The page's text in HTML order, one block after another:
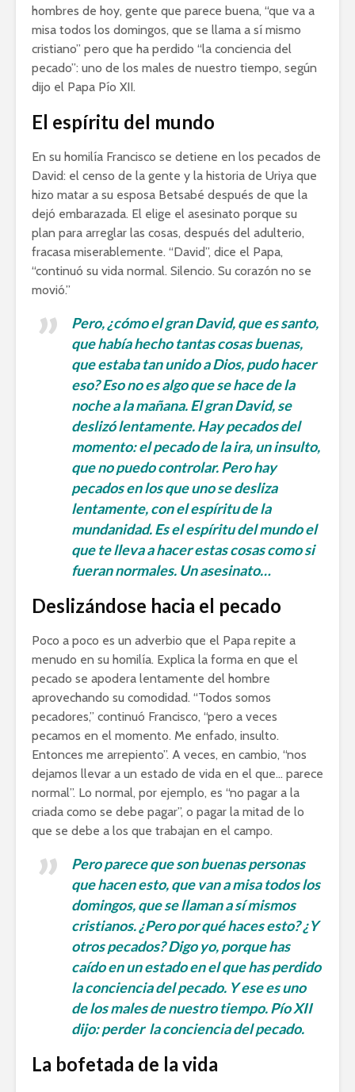
hombres de hoy, gente que parece buena, “que va a
misa todos los domingos, que se llama a sí mismo
cristiano” pero que ha perdido “la conciencia del
pecado”: uno de los males de nuestro tiempo, según
dijo el Papa Pío XII.
El espíritu del mundo
En su homilía Francisco se detiene en los pecados de
David: el censo de la gente y la historia de Uriya que
hizo matar a su esposa Betsabé después de que la
dejó embarazada. El elige el asesinato porque su
plan para arreglar las cosas, después del adulterio,
fracasa miserablemente. “David”, dice el Papa,
“continuó su vida normal. Silencio. Su corazón no se
movió.”
Pero, ¿cómo el gran David, que es santo,
que había hecho tantas cosas buenas,
que estaba tan unido a Dios, pudo hacer
eso? Eso no es algo que se hace de la
noche a la mañana. El gran David, se
deslizó lentamente. Hay pecados del
momento: el pecado de la ira, un insulto,
que no puedo controlar. Pero hay
pecados en los que uno se desliza
lentamente, con el espíritu de la
mundanidad. Es el espíritu del mundo el
que te lleva a hacer estas cosas como si
fueran normales. Un asesinato…
Deslizándose hacia el pecado
Poco a poco es un adverbio que el Papa repite a
menudo en su homilía. Explica la forma en que el
pecado se apodera lentamente del hombre
aprovechando su comodidad. “Todos somos
pecadores,” continuó Francisco, “pero a veces
pecamos en el momento. Me enfado, insulto.
Entonces me arrepiento”. A veces, en cambio, “nos
dejamos llevar a un estado de vida en el que… parece
normal”. Lo normal, por ejemplo, es “no pagar a la
criada como se debe pagar”, o pagar la mitad de lo
que se debe a los que trabajan en el campo.
Pero parece que son buenas personas
que hacen esto, que van a misa todos los
domingos, que se llaman a sí mismos
cristianos. ¿Pero por qué haces esto? ¿Y
otros pecados? Digo yo, porque has
caído en un estado en el que has perdido
la conciencia del pecado. Y ese es uno
de los males de nuestro tiempo. Pío XII
dijo: perder la conciencia del pecado.
La bofetada de la vida